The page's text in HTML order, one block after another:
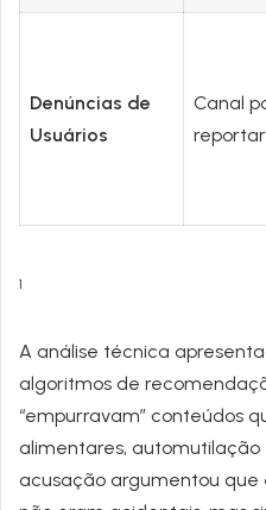
Denúncias de
Usuários
Canal
reportar
1
A análise técnica
algoritmos de
“empurravam” conteúdos
alimentares, automutilação
acusação argumentou que